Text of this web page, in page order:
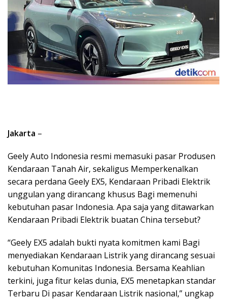
Jakarta –
Geely Auto Indonesia resmi memasuki pasar Produsen
Kendaraan Tanah Air, sekaligus Memperkenalkan
secara perdana Geely EX5, Kendaraan Pribadi Elektrik
unggulan yang dirancang khusus Bagi memenuhi
kebutuhan pasar Indonesia. Apa saja yang ditawarkan
Kendaraan Pribadi Elektrik buatan China tersebut?
“Geely EX5 adalah bukti nyata komitmen kami Bagi
menyediakan Kendaraan Listrik yang dirancang sesuai
kebutuhan Komunitas Indonesia. Bersama Keahlian
terkini, juga fitur kelas dunia, EX5 menetapkan standar
Terbaru Di pasar Kendaraan Listrik nasional,” ungkap